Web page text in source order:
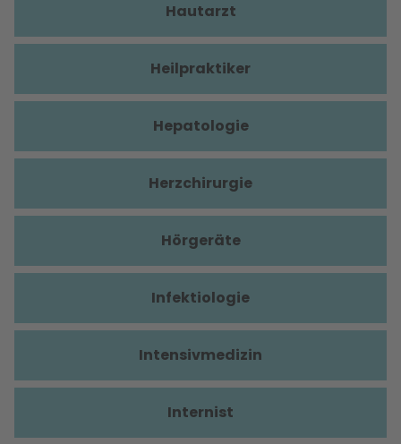
Hautarzt
Heilpraktiker
Hepatologie
Herzchirurgie
Hörgeräte
Infektiologie
Intensivmedizin
Internist